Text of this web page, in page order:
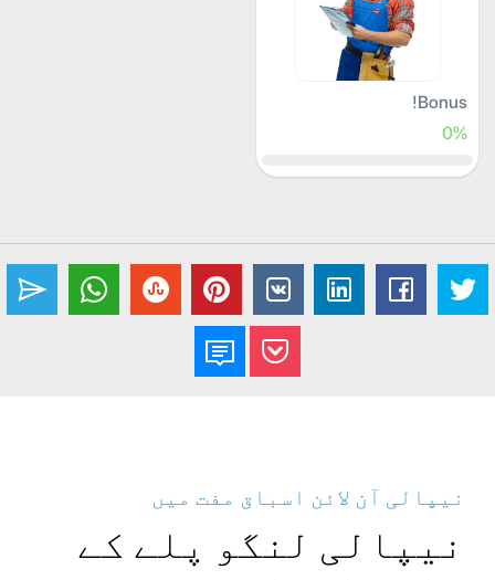
Bonus!
0%
نیپالی آن لائن اسباق مفت میں
نیپالی لنگو پلے کے